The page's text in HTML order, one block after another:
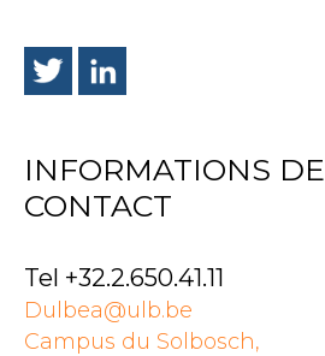
INFORMATIONS DE
CONTACT
Tel +32.2.650.41.11
Dulbea@ulb.be
Campus du Solbosch,